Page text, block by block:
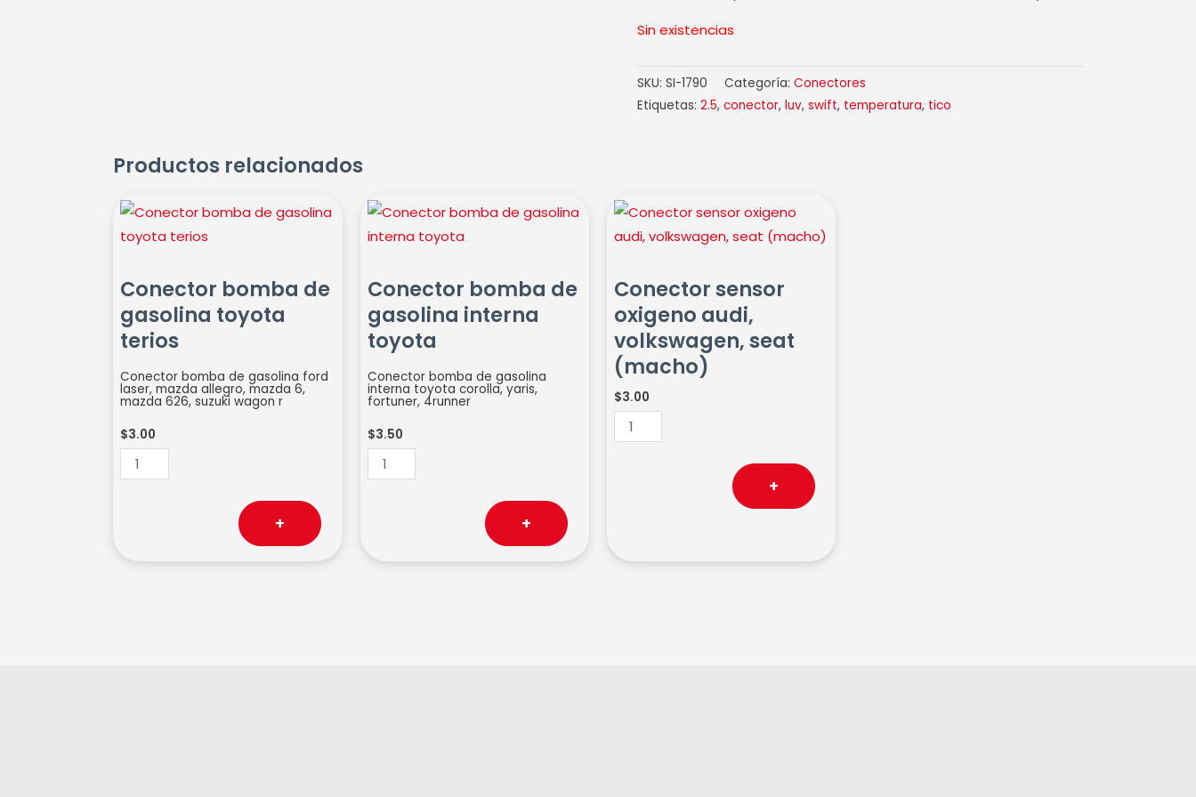
Sin existencias
SKU: SI-1790 Categoría: Conectores
Etiquetas: 2.5, conector, luv, swift, temperatura, tico
Productos relacionados
Conector bomba de
gasolina toyota
terios
Conector bomba de gasolina ford
laser, mazda allegro, mazda 6,
mazda 626, suzuki wagon r
$3.00
Conector
bomba
toyota
terios
cantidad
+
Conector bomba de
gasolina interna
toyota
Conector bomba de gasolina
interna toyota corolla, yaris,
fortuner, 4runner
$3.50
Conector
bomba
interna
toyota
cantidad
+
Conector sensor
oxigeno audi,
volkswagen, seat
(macho)
$3.00
Conector
sensor
volkswagen,
seat
(macho)
cantidad
+